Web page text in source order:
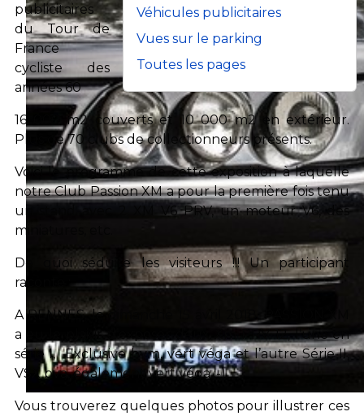
Véhicules publicitaires
Vues sur le parking
Toutes les pages
publicitaires
du Tour de
France
cycliste des
années 60
16 000 m2 couverts et 10 000 m2 en extérieur.
Plus de 70 clubs de collectionneurs présents.
Voici le programme de cette exposition à laquelle
notre Club Passion XM a pour la première fois tenu
un stand avec 2 XM V6 PRV, un moteur V6, des
miniatures, etc.
De quoi séduire les visiteurs !!! Un participant
raconte :
A RENNES, ledimanche 15 avril 2018
a eu le plaisir d’exposer deux Xm PRV 12, l’une en
série I, Exclusive bvm, vert véga et l’autre Série II,
VSX bva, également vert véga ;-)
Vous trouverez quelques photos pour illustrer ces